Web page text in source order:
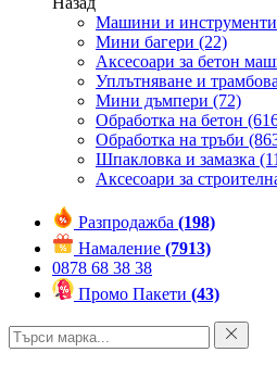
Машини и инструменти
Мини багери (22)
Аксесоари за бетон
Уплътняване и
Мини дъмпери (72)
Обработка на бетон
Обработка на тръби
Шпакловка и замазка
Аксесоари за
Разпродажба (198)
Намаление (7913)
0878 68 38 38
Промо Пакети (43)